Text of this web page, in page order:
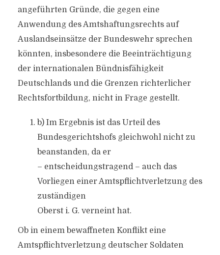
angeführten Gründe, die gegen eine
Anwendung des Amtshaftungsrechts auf
Auslandseinsätze der Bundeswehr sprechen
könnten, insbesondere die Beeinträchtigung
der internationalen Bündnisfähigkeit
Deutschlands und die Grenzen richterlicher
Rechtsfortbildung, nicht in Frage gestellt.
b) Im Ergebnis ist das Urteil des
Bundesgerichtshofs gleichwohl nicht zu
beanstanden, da er
– entscheidungstragend – auch das
Vorliegen einer Amtspflichtverletzung des
zuständigen
Oberst i. G. verneint hat.
Ob in einem bewaffneten Konflikt eine
Amtspflichtverletzung deutscher Soldaten